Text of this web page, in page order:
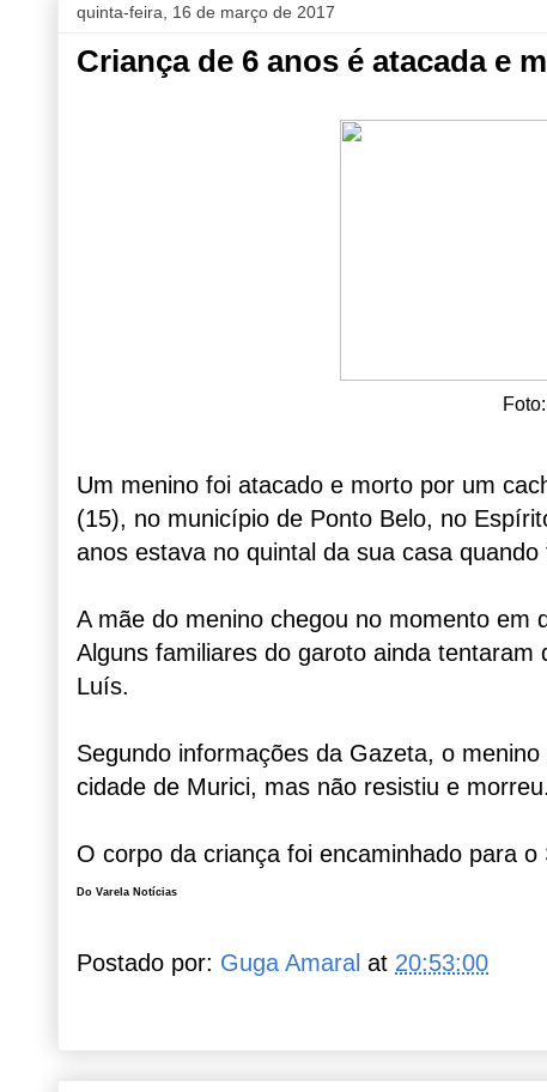
quinta-feira, 16 de março de 2017
Criança de 6 anos é atacada e
Um menino foi atacado e morto por um
(15), no município de Ponto Belo, no
anos estava no quintal da sua casa
A mãe do menino chegou no momento em
Alguns familiares do garoto ainda
Luís.
Segundo informações da Gazeta, o
cidade de Murici, mas não resistiu e morreu.
O corpo da criança foi encaminhado para
Do Varela Notícias
Postado por: Guga Amaral at 20:53:00